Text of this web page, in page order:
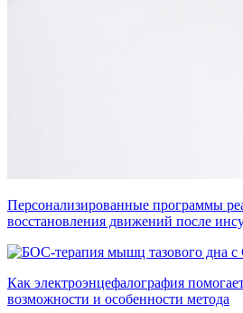
Персонализированные программы
восстановления движений после
Как электроэнцефалография
возможности и особенности метода